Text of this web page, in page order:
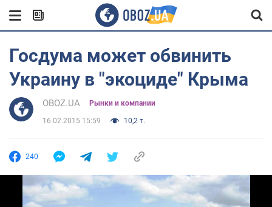
Госдума может обвинить
Украину в "экоциде" Крыма
OBOZ.UA Рынки и компании
16.02.2015 15:59 10,2 т.
240